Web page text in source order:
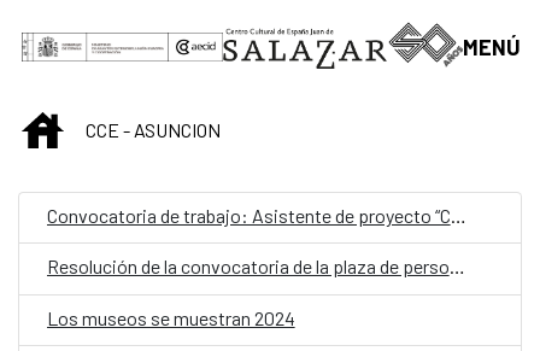
Saltar al contenido principal
MENÚ
INICIOCCE - ASUNCION
Resolución de la convocatoria de la plaza de personal laboral fijo con la categoría de Limpiador/a
Los museos se muestran 2024